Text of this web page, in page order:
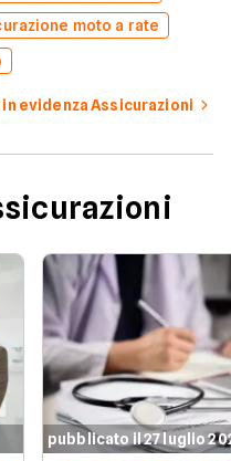
moto a rate
evidenza Assicurazioni
pubblicato il 27 luglio